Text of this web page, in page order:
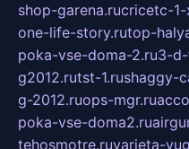
shop-garena.rucricetc-
one-life-story.rutop-
poka-vse-doma-2.ru3-
g2012.rutst-1.rushaggy-
g-2012.ruops-mgr.ru
poka-vse-doma2.ru
tehosmotre.ruvarieta-